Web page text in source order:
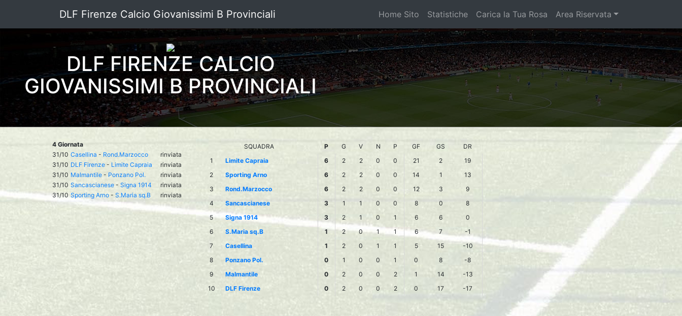
DLF Firenze Calcio Giovanissimi B Provinciali Home Sito Statistiche Carica la Tua Rosa Area Riservata
DLF FIRENZE CALCIO
GIOVANISSIMI B PROVINCIALI
4 Giornata
31/10 Casellina - Rond.Marzocco
rinviata
31/10 DLF Firenze - Limite Capraia
rinviata
31/10 Malmantile - Ponzano Pol.
rinviata
31/10 Sancascianese - Signa 1914
rinviata
31/10 Sporting Arno - S.Maria sq.B rinviata
SQUADRA P G V N P GF GS
DR
1
Limite Capraia 6 2 2 0 0 21 2
19
2
Sporting Arno 6 2 2 0 0 14 1
13
3
Rond.Marzocco 6 2 2 0 0 12 3
9
4
Sancascianese 3 1 1 0 0 8 0
8
5
Signa 1914 3 2 1 0 1 6 6
0
6
S.Maria sq.B 1 2 0 1 1 6 7
-1
7
Casellina 1 2 0 1 1 5 15
-10
8
Ponzano Pol. 0 1 0 0 1 0 8
-8
9
Malmantile 0 2 0 0 2 1 14
-13
10
DLF Firenze 0 2 0 0 2 0 17 -17